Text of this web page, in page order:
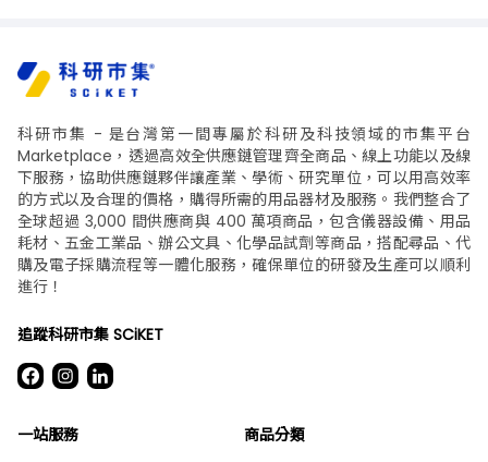
科研市集 - 是台灣第一間專屬於科研及科技領域的市集平台
Marketplace，透過高效全供應鏈管理齊全商品、線上功能以及線
下服務，協助供應鏈夥伴讓產業、學術、研究單位，可以用高效率
的方式以及合理的價格，購得所需的用品器材及服務。我們整合了
全球超過 3,000 間供應商與 400 萬項商品，包含儀器設備、用品
耗材、五金工業品、辦公文具、化學品試劑等商品，搭配尋品、代
購及電子採購流程等一體化服務，確保單位的研發及生產可以順利
進行！
追蹤科研市集 SCiKET
一站服務
商品分類